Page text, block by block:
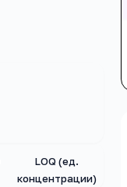
LOQ (ед.
концентрации)